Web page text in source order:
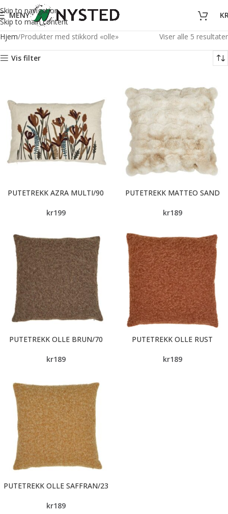
Skip to navigation
Skip to main content
MENY
Hjem Produkter med stikkord «olle» Viser alle 5 resultater
Vis filter
PUTETREKK AZRA MULTI/90
kr199
PUTETREKK MATTEO SAND
kr189
PUTETREKK OLLE BRUN/70
kr189
PUTETREKK OLLE RUST
kr189
PUTETREKK OLLE SAFFRAN/23
kr189